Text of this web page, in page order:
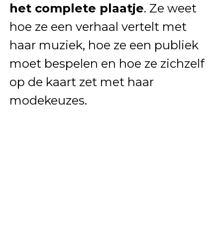
het complete plaatje. Ze weet
hoe ze een verhaal vertelt met
haar muziek, hoe ze een publiek
moet bespelen en hoe ze zichzelf
op de kaart zet met haar
modekeuzes.